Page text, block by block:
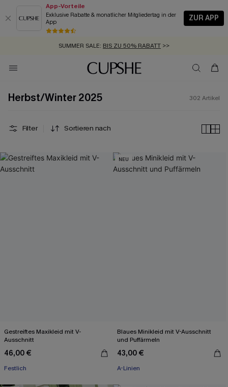
App-Vorteile
Exklusive Rabatte & monatlicher Mitgliedertag in der
App
ZUR APP
GRATIS MASSBAND MIT JEDEM SCHNELLVERSAND-ARTIKEL >>
SUMMER SALE:
ZUM NEWSLETTER:BIS ZU -20% EXTRA ERHALTEN
KOSTENLOSER VERSAND AB 89 €
Herbst/Winter 2025 302 Artikel
Filter Sortieren nach
Gestreiftes Maxikleid mit V-
Ausschnitt
46,00 €
Festlich
NEU
Blaues Minikleid mit V-Ausschnitt
und Puffärmeln
43,00 €
A-Linien